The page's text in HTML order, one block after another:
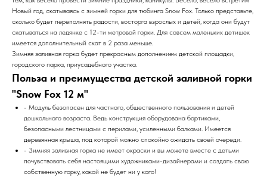
Новый год, скатываясь с зимней горки для тюбинга Snow Fox. Только представьте,
сколько будет переполнять радости, восторга взрослых и детей, когда они будут
скатываться на ледянке с 12-ти метровой горки. Для совсем маленьких детишек
имеется дополнительный скат в 2 раза меньше.
Зимняя заливная горка будет прекрасным дополнением детской площадки,
городского парка, приусадебного участка.
Польза и преимущества детской заливной горки
"Snow Fox 12 м"
- Модуль безопасен для частного, общественного пользования и детей
дошкольного возраста. Ведь конструкция оборудована бортиками,
безопасными лестницами с перилами, усиленными балками. Имеется
деревянная крыша, под которой можно спокойно ожидать своей очереди.
- Зимняя заливная горка не имеет окраски и вы можете вместе с детьми
почувствовать себя настоящими художниками-дизайнерами и создать свою
собственную горку, какой не будет ни у кого!